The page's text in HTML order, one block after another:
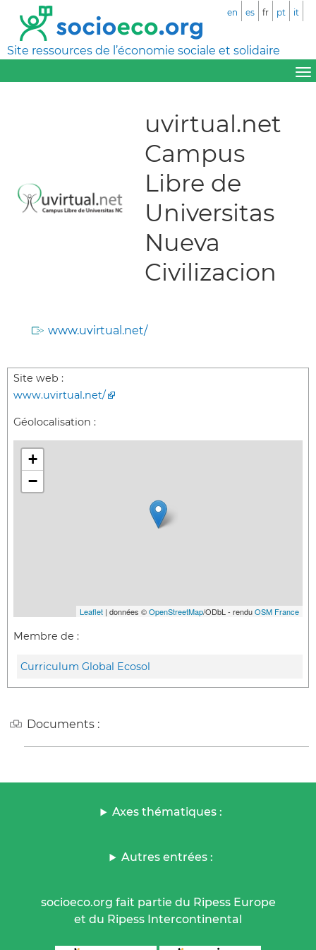
Site ressources de l’économie sociale et solidaire
en es fr pt it
uvirtual.net
Campus
Libre de
Universitas
Nueva
Civilizacion
www.uvirtual.net/
Site web :
www.uvirtual.net/
Géolocalisation :
+
−
Leaflet | données ©OpenStreetMap/ODbL - renduOSM France
Membre de :
Curriculum Global Ecosol
Documents :
Axes thématiques :
Autres entrées :
socioeco.org fait partie du Ripess Europe
et du Ripess Intercontinental